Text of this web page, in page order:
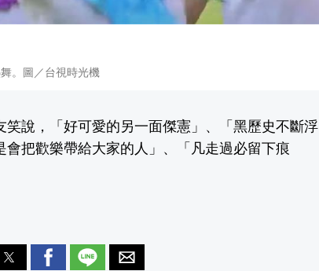
。圖／台視時光機
說，「好可愛的另一面傑憲」、「黑歷史不斷浮
把歡樂帶給大家的人」、「凡走過必留下痕